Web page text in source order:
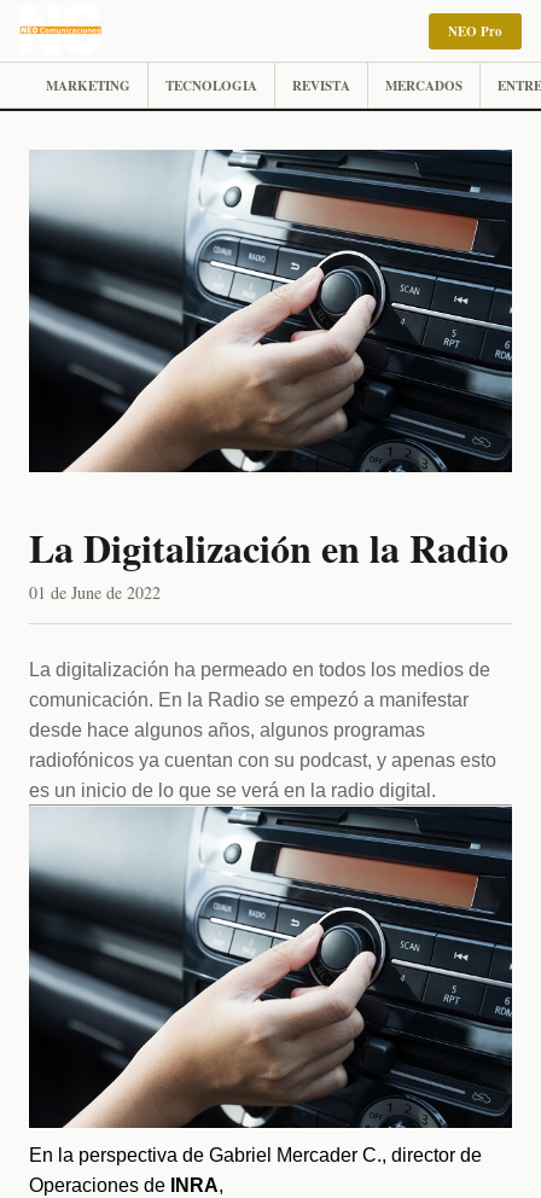
NEO Pro
MARKETING TECNOLOGIA REVISTA MERCADOS
La Digitalización en la Radio
01 de June de 2022
La digitalización ha permeado en todos los medios de
comunicación. En la Radio se empezó a manifestar
desde hace algunos años, algunos programas
radiofónicos ya cuentan con su podcast, y apenas esto
es un inicio de lo que se verá en la radio digital.
En la perspectiva de Gabriel Mercader C., director de
Operaciones de
INRA,